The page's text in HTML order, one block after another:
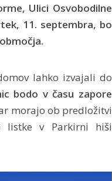
Ulici Osvobodilne
11. septembra, bo
lahko izvajali do
bodo v času zapore
morajo ob predložitvi
listke v Parkirni hiši